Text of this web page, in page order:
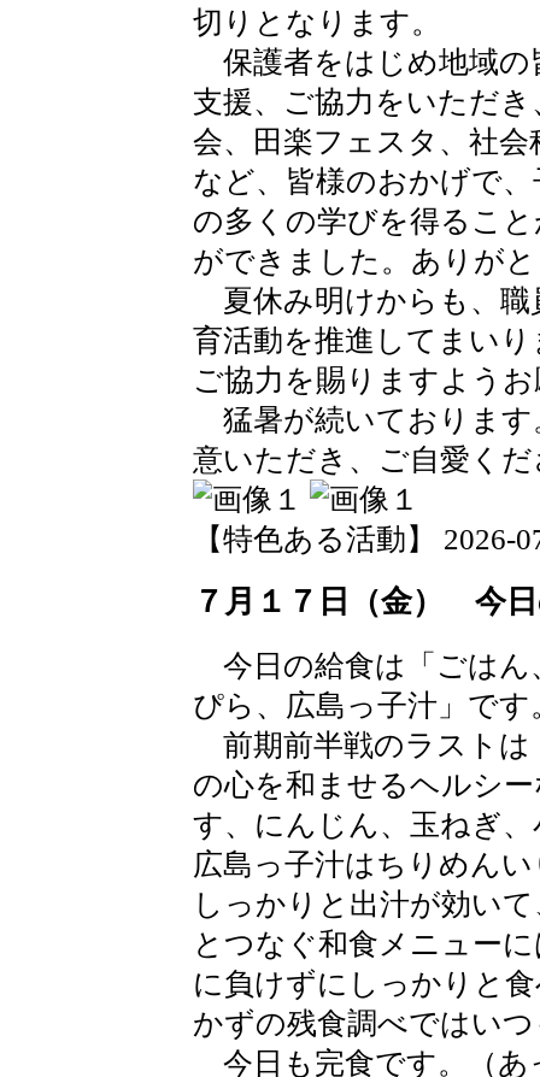
切りとなります。
保護者をはじめ地域の
支援、ご協力をいただ
会、田楽フェスタ、社
など、皆様のおかげで
の多くの学びを得るこ
ができました。ありが
夏休み明けからも、職
育活動を推進してまい
ご協力を賜りますよう
猛暑が続いております
意いただき、ご自愛く
【特色ある活動】 2026-
７月１７日（金） 今
今日の給食は「ごはん
ぴら、広島っ子汁」です
前期前半戦のラスト
の心を和ませるヘルシ
す、にんじん、玉ねぎ
広島っ子汁はちりめん
しっかりと出汁が効い
とつなぐ和食メニュー
に負けずにしっかりと
かずの残食調べではい
今日も完食です。（あ